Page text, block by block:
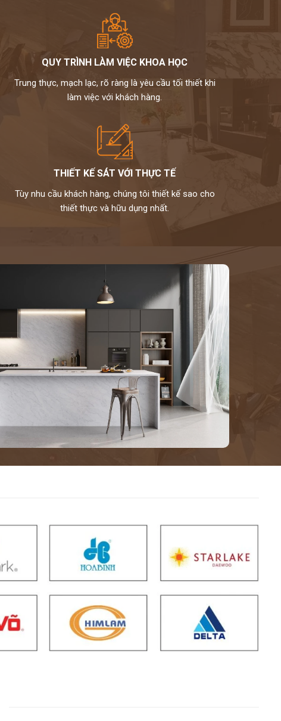
QUY TRÌNH LÀM VIỆC KHOA HỌC
Trung thực, mạch lạc, rõ ràng là yêu cầu tối thiết khi
làm việc với khách hàng.
THIẾT KẾ SÁT VỚI THỰC TẾ
Tùy nhu cầu khách hàng, chúng tôi thiết kế sao cho
thiết thực và hữu dụng nhất.